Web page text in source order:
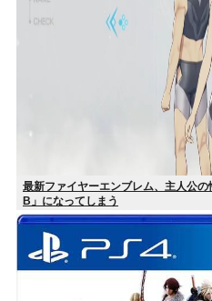
最新ファイヤーエンブレム、主人公
B」になってしまう